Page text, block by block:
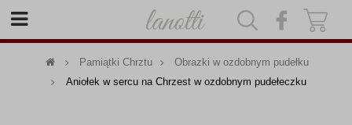
Pamiątki Chrztu
Obrazki w ozdobnym pudełku
Aniołek w sercu na Chrzest w ozdobnym pudełeczku